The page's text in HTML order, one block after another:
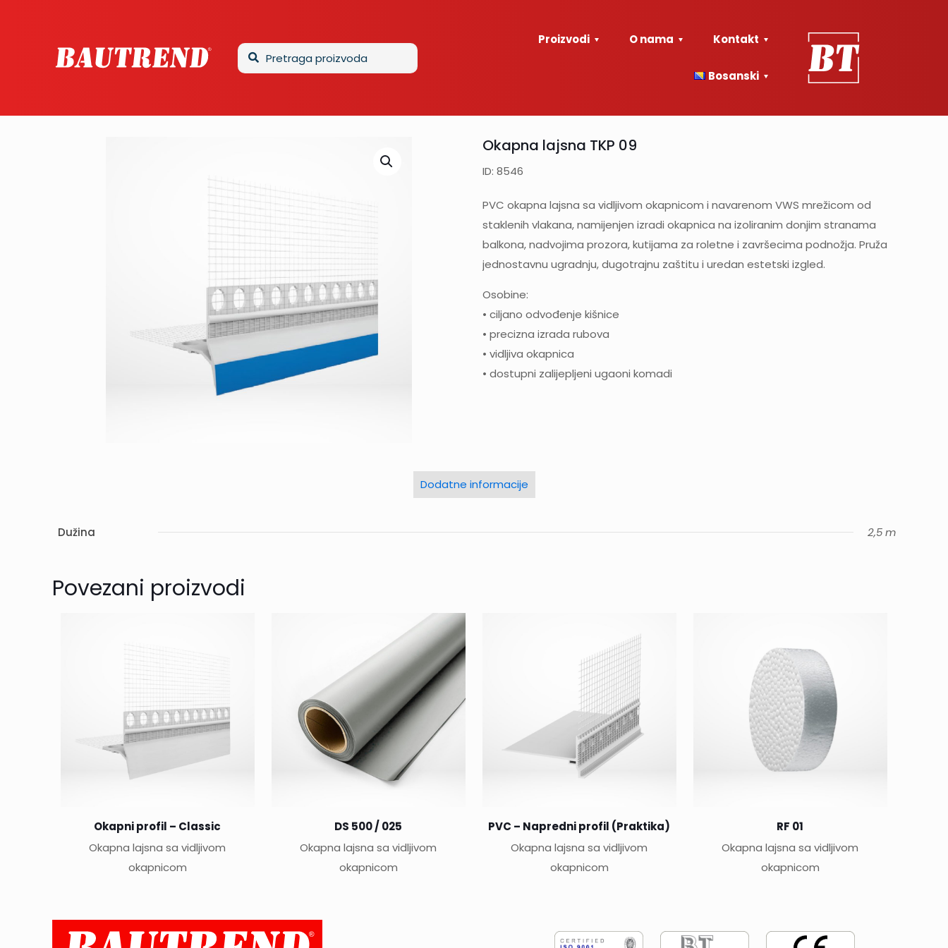
Proizvodi O nama Kontakt
Bosanski
Okapna lajsna TKP 09
ID: 8546
PVC okapna lajsna sa vidljivom okapnicom i navarenom VWS mrežicom od
staklenih vlakana, namijenjen izradi okapnica na izoliranim donjim stranama
balkona, nadvojima prozora, kutijama za roletne i završecima podnožja. Pruža
jednostavnu ugradnju, dugotrajnu zaštitu i uredan estetski izgled.
Osobine:
• ciljano odvođenje kišnice
• precizna izrada rubova
• vidljiva okapnica
• dostupni zalijepljeni ugaoni komadi
Dodatne informacije
Dužina 2,5 m
Povezani proizvodi
Okapni profil – Classic
Okapna lajsna sa vidljivom
okapnicom
DS 500 / 025
Okapna lajsna sa vidljivom
okapnicom
PVC – Napredni profil (Praktika)
Okapna lajsna sa vidljivom
okapnicom
RF 01
Okapna lajsna sa vidljivom
okapnicom